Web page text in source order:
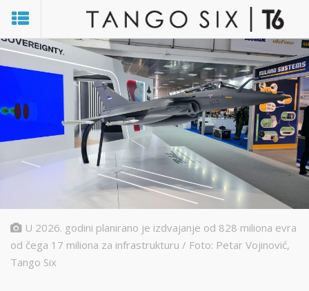
U 2026. godini planirano je izdvajanje od 828 miliona evra
od čega 17 miliona za infrastrukturu / Foto: Petar Vojinović,
Tango Six